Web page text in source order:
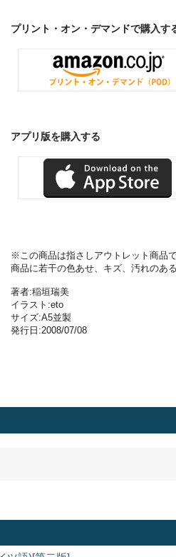
プリント・オン・デマンドで購入す
アプリ版を購入する
※この商品は指さしアウトレット商品
商品に若干の色あせ、キズ、汚れのあ
著者:稲垣瑞美
イラスト:eto
サイズ:A5並製
発行日:2008/07/08